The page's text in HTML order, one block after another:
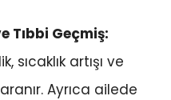
Tıbbi Geçmiş:
sıcaklık artışı ve
Ayrıca ailede